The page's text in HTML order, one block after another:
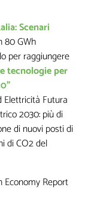
Scenari
80 GWh
per raggiungere
tecnologie per
Elettricità Futura
2030: più di
di nuovi posti di
di CO2 del
Report